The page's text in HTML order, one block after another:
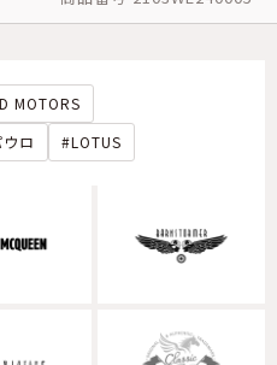
MOTORS
ロ LOTUS